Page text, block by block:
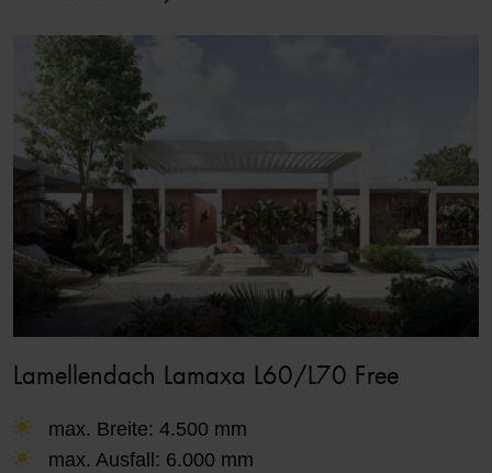
Lamellendach Lamaxa L60/L70 Free
max. Breite: 4.500 mm
max. Ausfall: 6.000 mm